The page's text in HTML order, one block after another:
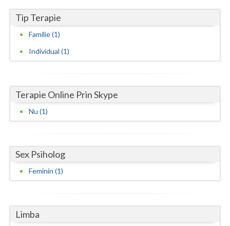
Vrancea
Tip Terapie
Familie (1)
Individual (1)
Terapie Online Prin Skype
Nu (1)
Sex Psiholog
Feminin (1)
Limba